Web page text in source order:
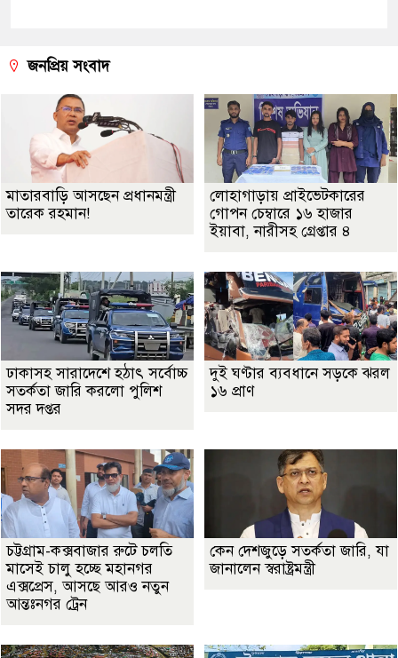
জনপ্রিয় সংবাদ
মাতারবাড়ি আসছেন প্রধানমন্ত্রী
তারেক রহমান!
লোহাগাড়ায় প্রাইভেটকারের
গোপন চেম্বারে ১৬ হাজার
ইয়াবা, নারীসহ গ্রেপ্তার ৪
ঢাকাসহ সারাদেশে হঠাৎ সর্বোচ্চ
সতর্কতা জা‌রি করলো পুলিশ
সদর দপ্তর
দুই ঘণ্টার ব্যবধানে সড়কে ঝরল
১৬ প্রাণ
চট্টগ্রাম-কক্সবাজার রুটে চলতি
মাসেই চালু হচ্ছে মহানগর
এক্সপ্রেস, আসছে আরও নতুন
আন্তঃনগর ট্রেন
কেন দেশজুড়ে সতর্কতা জারি, যা
জানালেন স্বরাষ্ট্রমন্ত্রী